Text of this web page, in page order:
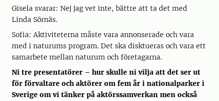
Gisela svarar: Nej jag vet inte, bättre att ta det med
Linda Sörnäs.
Sofia: Aktiviteterna måste vara annonserade och vara
med i naturums program. Det ska disktueras och vara ett
samarbete mellan naturum och företagarna.
Ni tre presentatörer – hur skulle ni vilja att det ser ut
för förvaltare och aktörer om fem år i nationalparker i
Sverige om vi tänker på aktörssamverkan men också